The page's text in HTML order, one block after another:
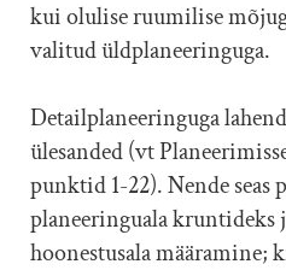
kui olulise ruumilise
valitud üldplaneeringuga.
Detailplaneeringuga
ülesanded (vt
punktid 1-22). Nende seas
planeeringuala
hoonestusala määramine;